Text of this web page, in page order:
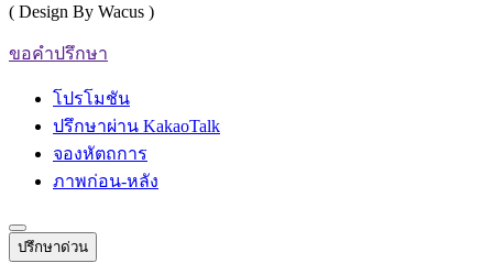
( Design By Wacus )
ขอคำปรึกษา
โปรโมชัน
ปรึกษาผ่าน KakaoTalk
จองหัตถการ
ภาพก่อน-หลัง
ปรึกษาด่วน